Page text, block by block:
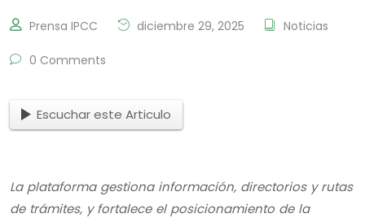
Prensa IPCC diciembre 29, 2025 Noticias
0 Comments
Escuchar este Articulo
La plataforma gestiona información, directorios y rutas
de trámites, y fortalece el posicionamiento de la